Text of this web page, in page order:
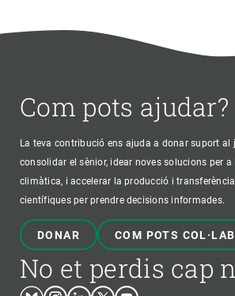
Com pots ajudar?
La teva contribució ens ajuda a donar suport al
consolidar el sènior, idear noves solucions per a
climàtica, i accelerar la producció i transferència
científiques per prendre decisions informades.
DONAR COM POTS
No et perdis cap
BlueskyInstagram
LinkedinTwitterYoutube